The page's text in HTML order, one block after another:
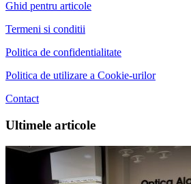
Ghid pentru articole
Termeni si conditii
Politica de confidentialitate
Politica de utilizare a Cookie-urilor
Contact
Ultimele articole